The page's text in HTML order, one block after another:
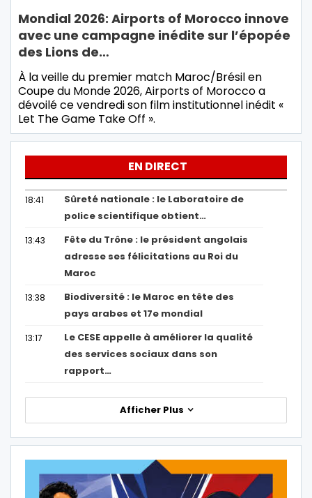
Mondial 2026: Airports of Morocco innove
avec une campagne inédite sur l’épopée
des Lions de…
À la veille du premier match Maroc/Brésil en
Coupe du Monde 2026, Airports of Morocco a
dévoilé ce vendredi son film institutionnel inédit «
Let The Game Take Off ».
EN DIRECT
18:41
Sûreté nationale : le Laboratoire de
police scientifique obtient…
13:43
Fête du Trône : le président angolais
adresse ses félicitations au Roi du
Maroc
13:38
Biodiversité : le Maroc en tête des
pays arabes et 17e mondial
13:17
Le CESE appelle à améliorer la qualité
des services sociaux dans son
rapport…
Afficher Plus